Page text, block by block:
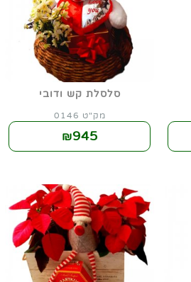
סלסלת קש ודובי
מק"ט 0146
₪945